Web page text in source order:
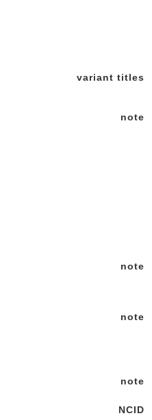
variant titles
note
note
note
note
NCID